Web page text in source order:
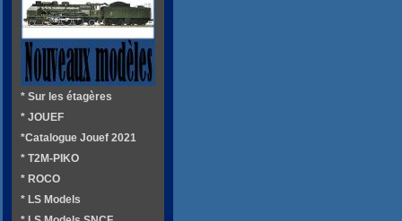
* Sur les étagères
* JOUEF
*Catalogue Jouef 2021
* T2M-PIKO
* ROCO
* LS Models